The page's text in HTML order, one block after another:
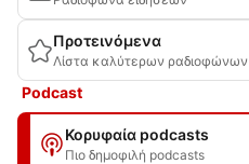
Προτεινόμενα
Λίστα καλύτερων ραδιοφώνων
Podcast
Κορυφαία podcasts
Πιο δημοφιλή podcasts